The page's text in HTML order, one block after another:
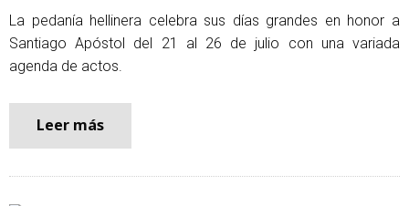
La pedanía hellinera celebra sus días grandes en honor a
Santiago Apóstol del 21 al 26 de julio con una variada
agenda de actos.
Leer más